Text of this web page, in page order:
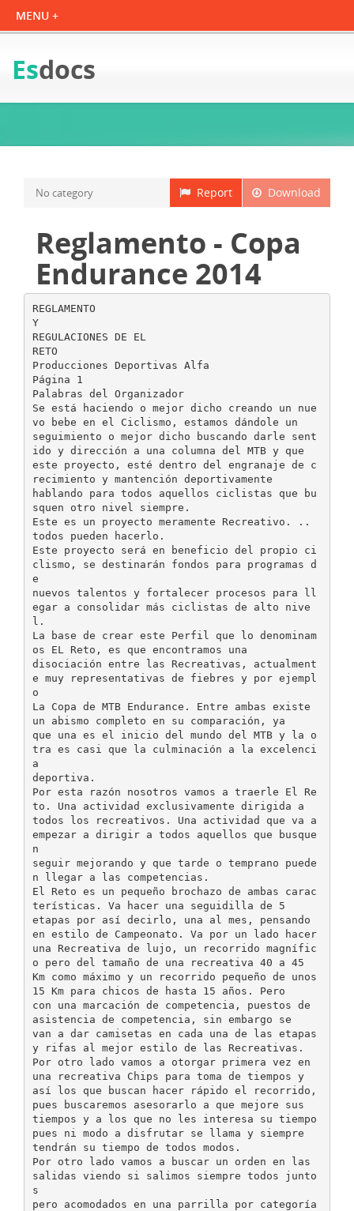
Esdocs
Download
Report
No category
Reglamento - Copa
Endurance 2014
REGLAMENTO
Y
REGULACIONES DE EL
RETO
Producciones Deportivas Alfa
Página 1
Palabras del Organizador
Se está haciendo o mejor dicho creando un nue
vo bebe en el Ciclismo, estamos dándole un
seguimiento o mejor dicho buscando darle sent
ido y dirección a una columna del MTB y que
este proyecto, esté dentro del engranaje de c
recimiento y mantención deportivamente
hablando para todos aquellos ciclistas que bu
squen otro nivel siempre.
Este es un proyecto meramente Recreativo. ..
todos pueden hacerlo.
Este proyecto será en beneficio del propio ci
clismo, se destinarán fondos para programas d
e
nuevos talentos y fortalecer procesos para ll
egar a consolidar más ciclistas de alto nive
l.
La base de crear este Perfil que lo denominam
os EL Reto, es que encontramos una
disociación entre las Recreativas, actualment
e muy representativas de fiebres y por ejempl
o
La Copa de MTB Endurance. Entre ambas existe
un abismo completo en su comparación, ya
que una es el inicio del mundo del MTB y la o
tra es casi que la culminación a la excelenci
a
deportiva.
Por esta razón nosotros vamos a traerle El Re
to. Una actividad exclusivamente dirigida a
todos los recreativos. Una actividad que va a
empezar a dirigir a todos aquellos que busque
n
seguir mejorando y que tarde o temprano puede
n llegar a las competencias.
El Reto es un pequeño brochazo de ambas carac
terísticas. Va hacer una seguidilla de 5
etapas por así decirlo, una al mes, pensando
en estilo de Campeonato. Va por un lado hacer
una Recreativa de lujo, un recorrido magnífic
o pero del tamaño de una recreativa 40 a 45
Km como máximo y un recorrido pequeño de unos
15 Km para chicos de hasta 15 años. Pero
con una marcación de competencia, puestos de
asistencia de competencia, sin embargo se
van a dar camisetas en cada una de las etapas
y rifas al mejor estilo de las Recreativas.
Por otro lado vamos a otorgar primera vez en
una recreativa Chips para toma de tiempos y
así los que buscan hacer rápido el recorrido,
pues buscaremos asesorarlo a que mejore sus
tiempos y a los que no les interesa su tiempo
pues ni modo a disfrutar se llama y siempre
tendrán su tiempo de todos modos.
Por otro lado vamos a buscar un orden en las
salidas viendo si salimos siempre todos junto
s
pero acomodados en una parrilla por categoría